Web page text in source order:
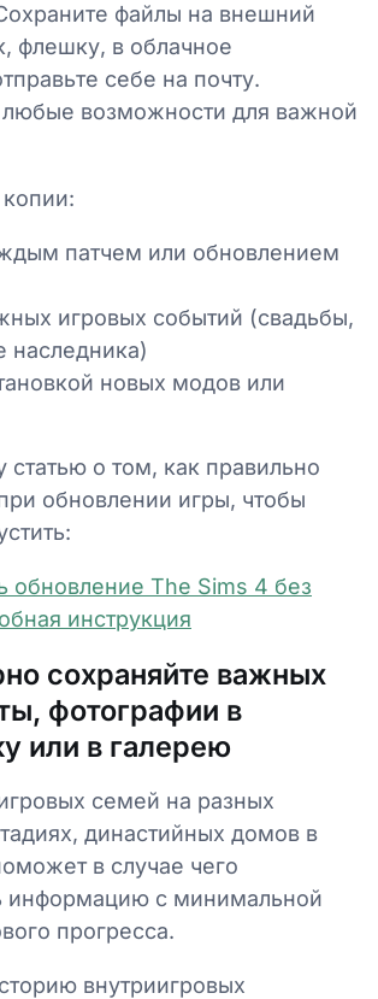
файлы на внешний
флешку, в облачное
себе на почту.
любые возможности для важной
копии:
патчем или обновлением
игровых событий (свадьбы,
наследника)
новых модов или
статью о том, как правильно
обновлении игры, чтобы
обновление The Sims 4 без
инструкция
сохраняйте важных
фотографии в
или в галерею
семей на разных
династийных домов в
в случае чего
информацию с минимальной
прогресса.
внутриигровых